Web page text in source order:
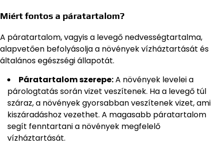
Miért fontos a páratartalom?
A páratartalom, vagyis a levegő nedvességtartalma,
alapvetően befolyásolja a növények vízháztartását és
általános egészségi állapotát.
Páratartalom szerepe:A növények levelei a
párologtatás során vizet veszítenek. Ha a levegő túl
száraz, a növények gyorsabban veszítenek vizet, ami
kiszáradáshoz vezethet. A magasabb páratartalom
segít fenntartani a növények megfelelő
vízháztartását.